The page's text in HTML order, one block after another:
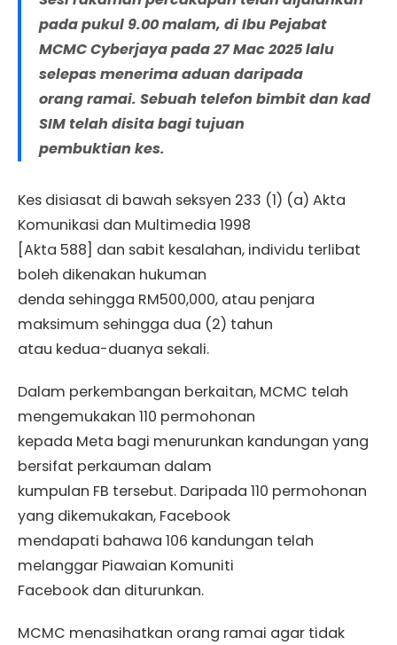
pada pukul 9.00 malam, di Ibu Pejabat
MCMC Cyberjaya pada 27 Mac 2025 lalu
selepas menerima aduan daripada
orang ramai. Sebuah telefon bimbit dan kad
SIM telah disita bagi tujuan
pembuktian kes.
Kes disiasat di bawah seksyen 233 (1) (a) Akta
Komunikasi dan Multimedia 1998
[Akta 588] dan sabit kesalahan, individu terlibat
boleh dikenakan hukuman
denda sehingga RM500,000, atau penjara
maksimum sehingga dua (2) tahun
atau kedua-duanya sekali.
Dalam perkembangan berkaitan, MCMC telah
mengemukakan 110 permohonan
kepada Meta bagi menurunkan kandungan yang
bersifat perkauman dalam
kumpulan FB tersebut. Daripada 110 permohonan
yang dikemukakan, Facebook
mendapati bahawa 106 kandungan telah
melanggar Piawaian Komuniti
Facebook dan diturunkan.
MCMC menasihatkan orang ramai agar tidak